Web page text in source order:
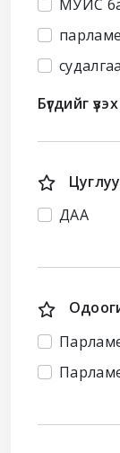
МУИС
Бүгдийг
ДАА